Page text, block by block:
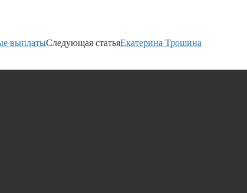
выплатыСледующая статьяЕкатерина Трошина